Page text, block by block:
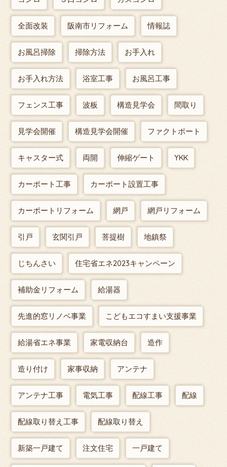
全面改装 阪南市リフォーム 情報誌
お風呂掃除 掃除方法 お手入れ
お手入れ方法 浴室工事 お風呂工事
フェンス工事 波板 構造見学会 間取り
見学会開催 構造見学会開催 ファクトポート
キャスター式 両開 伸縮ゲート YKK
カーポート工事 カーポート設置工事
カーポートリフォーム 網戸 網戸リフォーム
引戸 玄関引戸 菩提樹 地鎮祭
じちんさい 住宅省エネ2023キャンペーン
補助金リフォーム 給湯器
先進的窓リノベ事業 こどもエコすまい支援事業
給湯省エネ事業 家電収納台 造作
造り付け 家事収納 アンテナ
アンテナ工事 電気工事 配線工事 配線
配線取り替え工事 配線取り替え
新築一戸建て 注文住宅 一戸建て